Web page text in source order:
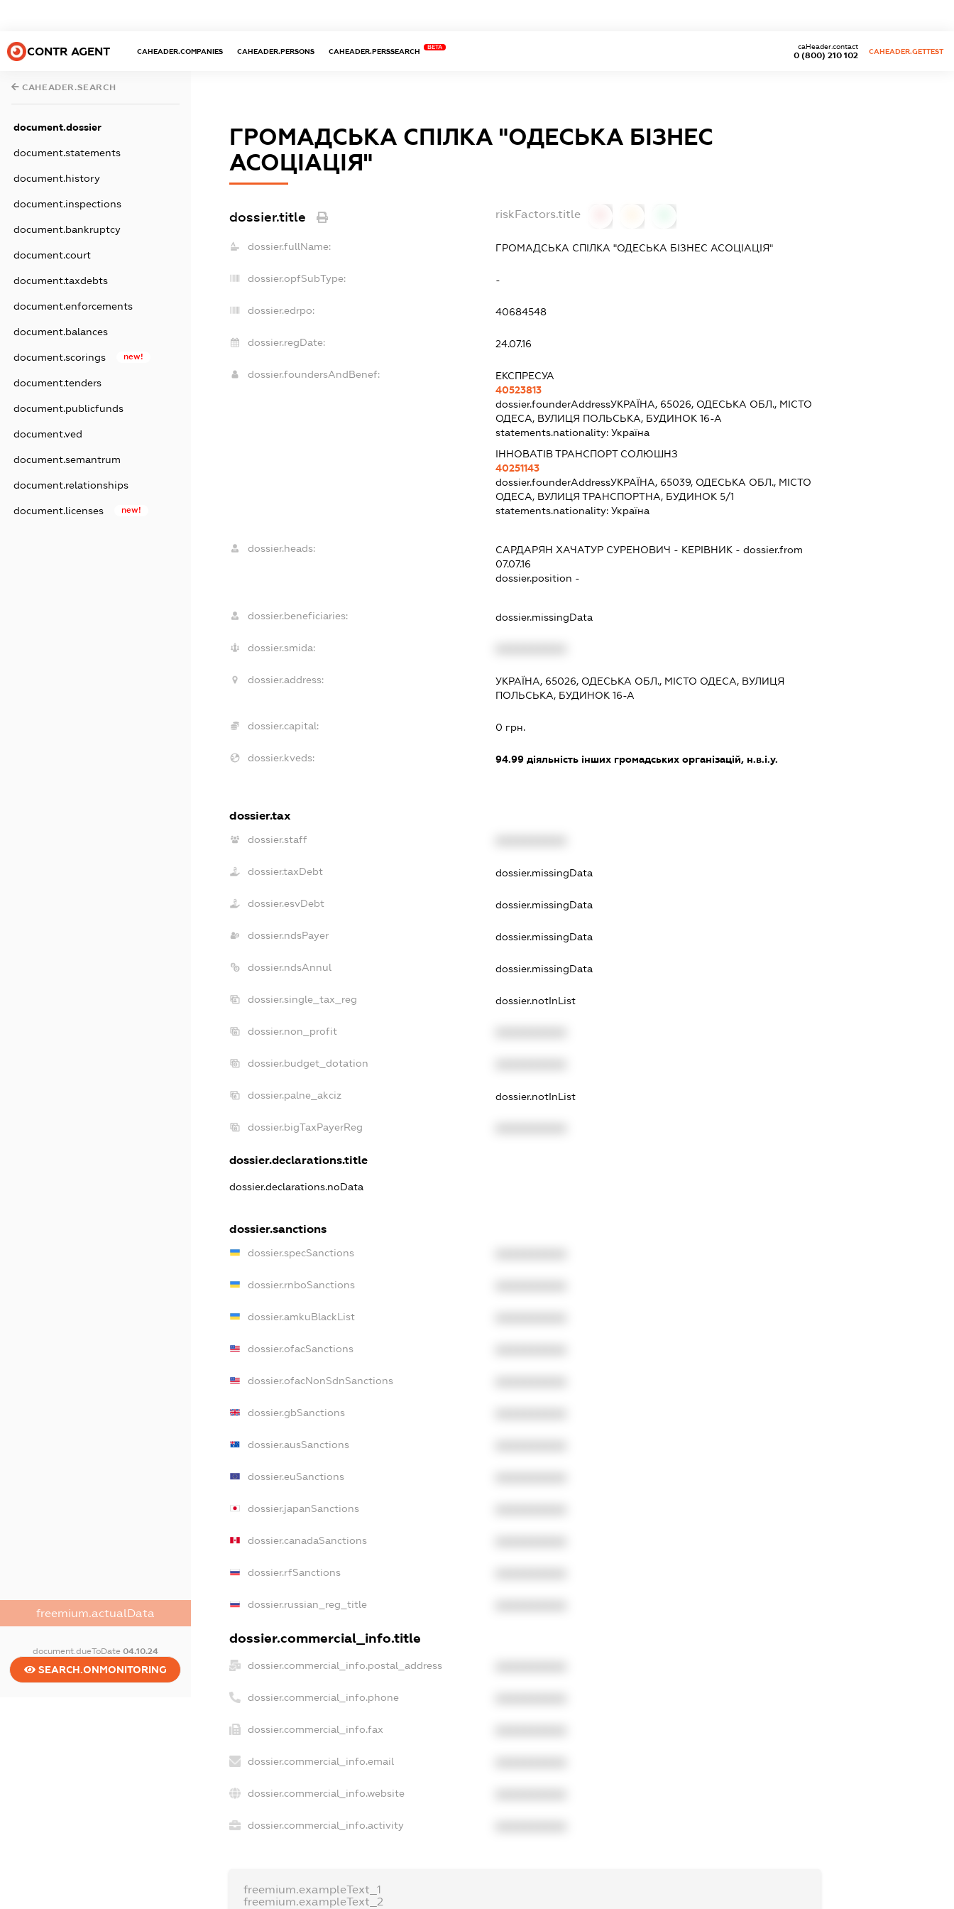
CONTR AGENT CAHEADER.COMPANIES CAHEADER.PERSONS CAHEADER.PERSSEARCH
BETA
0 (800) 210 102
caHeader.contact
CAHEADER.GETTEST
CAHEADER.SEARCH
document.dossier
document.statements
document.history
document.inspections
document.bankruptcy
document.court
document.taxdebts
document.enforcements
document.balances
document.scorings new!
document.tenders
document.publicfunds
document.ved
document.semantrum
document.relationships
document.licenses new!
freemium.actualData
document.dueToDate 04.10.24
SEARCH.ONMONITORING
ГРОМАДСЬКА СПІЛКА "ОДЕСЬКА БІЗНЕС
АСОЦІАЦІЯ"
dossier.title riskFactors.title
dossier.fullName: ГРОМАДСЬКА СПІЛКА "ОДЕСЬКА БІЗНЕС АСОЦІАЦІЯ"
dossier.opfSubType: -
dossier.edrpo: 40684548
dossier.regDate: 24.07.16
dossier.foundersAndBenef:
ЕКСПРЕСУА
40523813
dossier.founderAddressУКРАЇНА, 65026, ОДЕСЬКА ОБЛ., МІСТО
ОДЕСА, ВУЛИЦЯ ПОЛЬСЬКА, БУДИНОК 16-А
statements.nationality: Україна
ІННОВАТІВ ТРАНСПОРТ СОЛЮШНЗ
40251143
dossier.founderAddressУКРАЇНА, 65039, ОДЕСЬКА ОБЛ., МІСТО
ОДЕСА, ВУЛИЦЯ ТРАНСПОРТНА, БУДИНОК 5/1
statements.nationality: Україна
dossier.heads: САРДАРЯН ХАЧАТУР СУРЕНОВИЧ - КЕРІВНИК - dossier.from
07.07.16
dossier.position -
dossier.beneficiaries: dossier.missingData
dossier.smida:
dossier.address:
УКРАЇНА, 65026, ОДЕСЬКА ОБЛ., МІСТО ОДЕСА, ВУЛИЦЯ
ПОЛЬСЬКА, БУДИНОК 16-А
dossier.capital: 0 грн.
dossier.kveds: 94.99діяльність інших громадських організацій, н.в.і.у.
dossier.tax
dossier.staff
dossier.taxDebt dossier.missingData
dossier.esvDebt dossier.missingData
dossier.ndsPayer dossier.missingData
dossier.ndsAnnul dossier.missingData
dossier.single_tax_reg dossier.notInList
dossier.non_profit
dossier.budget_dotation
dossier.palne_akciz dossier.notInList
dossier.bigTaxPayerReg
dossier.declarations.title
dossier.declarations.noData
dossier.sanctions
dossier.specSanctions
dossier.rnboSanctions
dossier.amkuBlackList
dossier.ofacSanctions
dossier.ofacNonSdnSanctions
dossier.gbSanctions
dossier.ausSanctions
dossier.euSanctions
dossier.japanSanctions
dossier.canadaSanctions
dossier.rfSanctions
dossier.russian_reg_title
dossier.commercial_info.title
dossier.commercial_info.postal_address
dossier.commercial_info.phone
dossier.commercial_info.fax
dossier.commercial_info.email
dossier.commercial_info.website
dossier.commercial_info.activity
freemium.exampleText_1
freemium.exampleText_2